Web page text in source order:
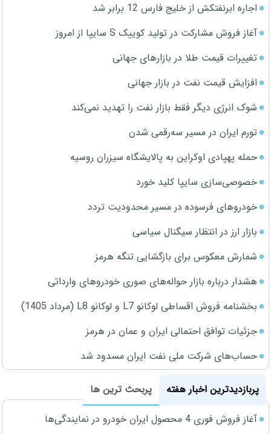
اجاره ابرنفتکش از خلیج فارس 12 برابر شد
آغاز فروش مشارکت در تولید کوییک S سایپا از امروز
تغییرات قیمت طلا در بازارهای جهانی
افزایش قیمت نفت در بازار جهانی
شوک انرژی دیگر فقط بازار نفت را تهدید نمی‌کند
تورم ایران در مسیر سه‌رقمی شدن
حمله پهپادی اوکراین به پالایشگاه سیزران روسیه
خصوصی‌سازی سایپا کلید خورد
خودروهای فرسوده در مسیر محدودیت تردد
بازار ارز در انتظار سیگنال سیاسی
شمارش معکوس برای بازگشایی تنگه هرمز
هشدار درباره بازار حواله‌های صوری خودروهای وارداتی
بخشنامه فروش اقساطی لوکانو L7 و لوکانو L8 (مرداد 1405)
جزئیات توافق احتمالی ایران و عمان در هرمز
حساب‌های شرکت ملی نفت ایران مسدود شد
پربازدیدترین اخبار هفته
پربحث ترین ها
آغاز فروش فوری 4 محصول ایران خودرو در نمایندگی‌ها